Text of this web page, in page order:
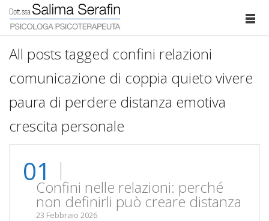
All posts tagged confini relazioni
comunicazione di coppia quieto vivere
paura di perdere distanza emotiva
crescita personale
01Confini nelle relazioni: perché
non definirli può creare distanza
23 Febbraio 2026